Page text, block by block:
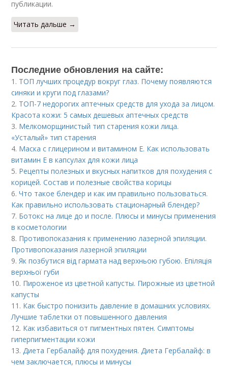
публикации.
Читать дальше →
Последние обновления на сайте:
1. ТОП лучших процедур вокруг глаз. Почему появляются
синяки и круги под глазами?
2. ТОП-7 недорогих аптечных средств для ухода за лицом.
Красота кожи: 5 самых дешевых аптечных средств
3. Мелкоморщинистый тип старения кожи лица.
«Усталый» тип старения
4. Маска с глицерином и витамином Е. Как использовать
витамин E в капсулах для кожи лица
5. Рецепты полезных и вкусных напитков для похудения с
корицей. Состав и полезные свойства корицы
6.Что такое блендер и как им правильно пользоваться.
Как правильно использовать стационарный блендер?
7. Ботокс на лице до и после. Плюсы и минусы применения
в косметологии
8. Противопоказания к применению лазерной эпиляции.
Противопоказания лазерной эпиляции
9.Як позбутися від гармата над верхньою губою. Епіляція
верхньої губи
10. Пироженое из цветной капусты. Пирожные из цветной
капусты
11. Как быстро понизить давление в домашних условиях.
Лучшие таблетки от повышенного давления
12. Как избавиться от пигментных пятен. Симптомы
гиперпигментации кожи
13.Диета Гербалайф для похудения. Диета Гербалайф: в
чем заключается, плюсы и минусы